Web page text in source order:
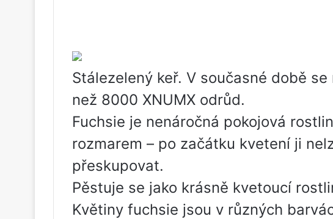
Stálezelený keř. V současné době
než 8000 XNUMX odrůd.
Fuchsie je nenáročná pokojová
rozmarem – po začátku kvetení ji
přeskupovat.
Pěstuje se jako krásně kvetoucí
Květiny fuchsie jsou v různých